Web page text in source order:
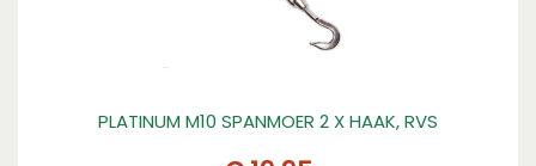
PLATINUM M10 SPANMOER 2 X HAAK, RVS